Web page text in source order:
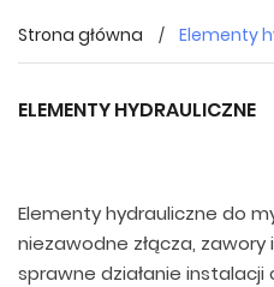
Strona główna Elementy
ELEMENTY HYDRAULICZNE
Elementy hydrauliczne do
niezawodne złącza,
sprawne działanie instalacji